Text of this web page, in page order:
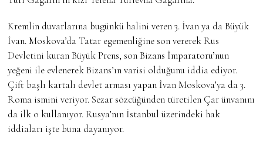
Kremlin duvarlarına bugünkü halini veren 3. İvan ya da Büyük
İvan. Moskova’da Tatar egemenliğine son vererek Rus
Devletini kuran Büyük Prens, son Bizans İmparatoru’nun
yeğeni ile evlenerek Bizans’ın varisi olduğunu iddia ediyor.
Çift başlı kartalı devlet arması yapan İvan Moskova’ya da 3.
Roma ismini veriyor. Sezar sözcüğünden türetilen Çar ünvanını
da ilk o kullanıyor. Rusya’nın İstanbul üzerindeki hak
iddiaları işte buna dayanıyor.